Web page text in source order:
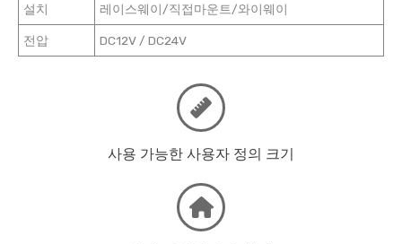
설치 레이스웨이/직접마운트/와이웨이
전압 DC12V / DC24V
사용 가능한 사용자 정의 크기